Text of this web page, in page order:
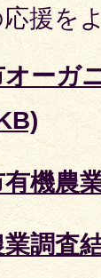
援を
オーガ
有機農
調査